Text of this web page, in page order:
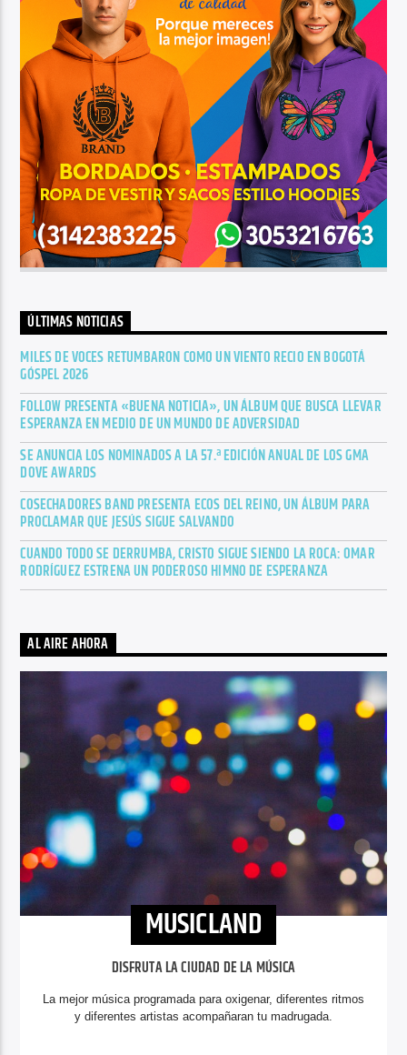
ÚLTIMAS NOTICIAS
MILES DE VOCES RETUMBARON COMO UN VIENTO RECIO EN BOGOTÁ
GÓSPEL 2026
FOLLOW PRESENTA «BUENA NOTICIA», UN ÁLBUM QUE BUSCA LLEVAR
ESPERANZA EN MEDIO DE UN MUNDO DE ADVERSIDAD
SE ANUNCIA LOS NOMINADOS A LA 57.ª EDICIÓN ANUAL DE LOS GMA
DOVE AWARDS
COSECHADORES BAND PRESENTA ECOS DEL REINO, UN ÁLBUM PARA
PROCLAMAR QUE JESÚS SIGUE SALVANDO
CUANDO TODO SE DERRUMBA, CRISTO SIGUE SIENDO LA ROCA: OMAR
RODRÍGUEZ ESTRENA UN PODEROSO HIMNO DE ESPERANZA
AL AIRE AHORA
MUSICLAND
DISFRUTA LA CIUDAD DE LA MÚSICA
La mejor música programada para oxigenar, diferentes ritmos
y diferentes artistas acompañaran tu madrugada.